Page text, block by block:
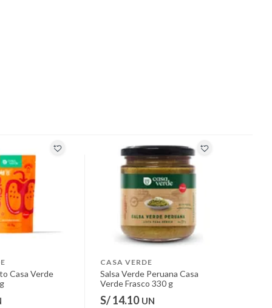
Casa Verde
CASA VERDE
Salsa Verde Peruana Casa
Verde Frasco 330 g
S/ 14.10 UN